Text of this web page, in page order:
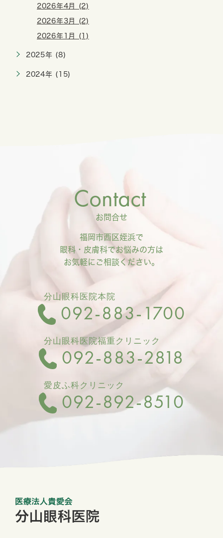
2026年4月 (2)
2026年3月 (2)
2026年1月 (1)
2025年 (8)
2024年 (15)
Contact
お問合せ
福岡市西区姪浜で
眼科・皮膚科でお悩みの方は
お気軽にご相談ください。
分山眼科医院本院
092‐883-1700
分山眼科医院福重クリニック
092-883-2818
愛皮ふ科クリニック
092-892-8510